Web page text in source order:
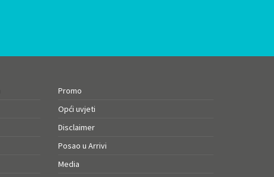
Promo
Opći uvjeti
Disclaimer
Posao u Arrivi
Media